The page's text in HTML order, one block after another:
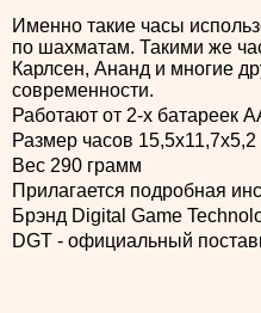
Именно такие часы
по шахматам. Такими же
Карлсен, Ананд и многие
современности.
Работают от 2-х батареек
Размер часов 15,5x11,7x5,2
Вес 290 грамм
Прилагается подробная
Брэнд Digital Game
DGT - официальный